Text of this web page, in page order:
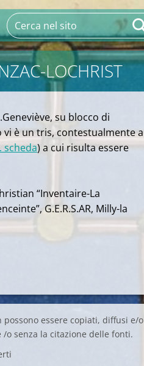
LOCHRIST
su blocco di
è un tris, contestualmente a
scheda) a cui risulta essere
“Inventaire-La
G.E.R.S.AR, Milly-la
essere copiati, diffusi e/o
senza la citazione delle fonti.